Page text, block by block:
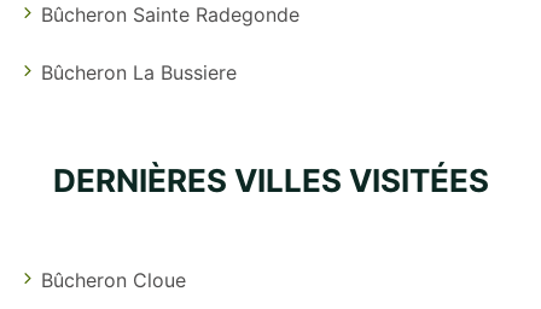
Bûcheron Sainte Radegonde
Bûcheron La Bussiere
DERNIÈRES VILLES VISITÉES
Bûcheron Cloue